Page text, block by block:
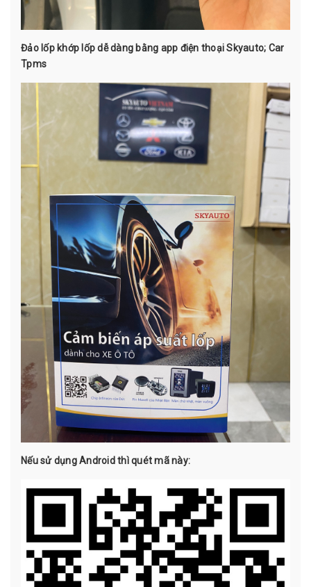
Đảo lốp khớp lốp dễ dàng bằng app điện thoại Skyauto; Car
Tpms
Nếu sử dụng Android thì quét mã này: